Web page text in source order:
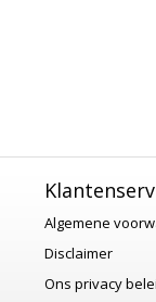
Algemene
Disclaimer
Ons privacy